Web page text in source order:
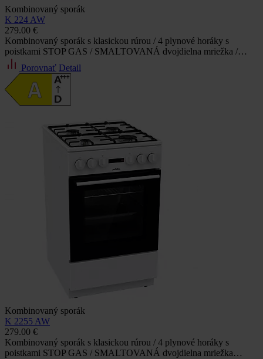
Kombinovaný sporák
K 224 AW
279.00 €
Kombinovaný sporák s klasickou rúrou / 4 plynové horáky s
poistkami STOP GAS / SMALTOVANÁ dvojdielna mriežka /…
Porovnať Detail
Kombinovaný sporák
K 2255 AW
279.00 €
Kombinovaný sporák s klasickou rúrou / 4 plynové horáky s
poistkami STOP GAS / SMALTOVANÁ dvojdielna mriežka…